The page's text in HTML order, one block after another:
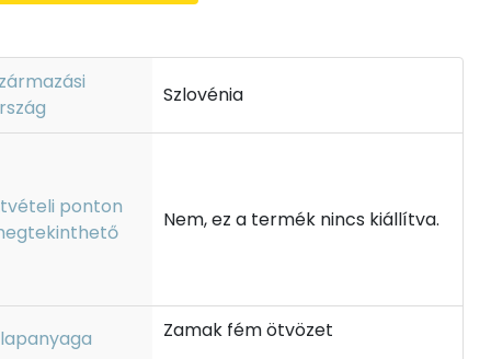
Szlovénia
ponton
Nem, ez a termék nincs kiállítva.
Zamak fém ötvözet